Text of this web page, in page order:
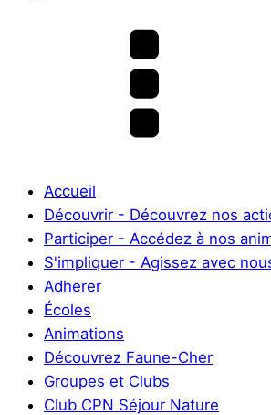
Accueil
Découvrir - Découvrez nos
Participer - Accédez à nos
S'impliquer - Agissez avec
Adherer
Écoles
Animations
Découvrez Faune-Cher
Groupes et Clubs
Club CPN Séjour Nature